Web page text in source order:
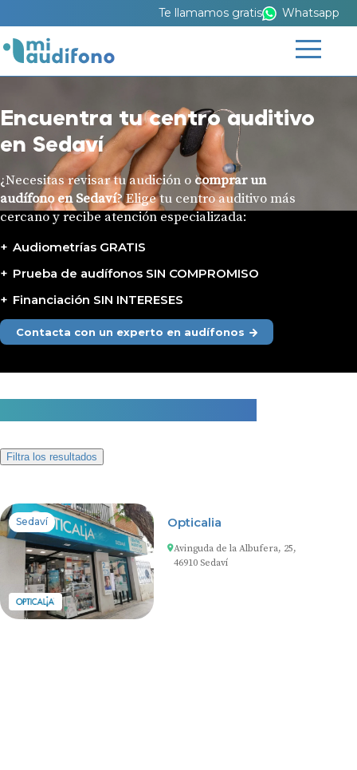
Te llamamos gratis Whatsapp
Encuentra tu centro auditivo
en Sedaví
¿Necesitas revisar tu audición o comprar un
audífono en Sedaví? Elige tu centro auditivo más
cercano y recibe atención especializada:
Audiometrías GRATIS
Prueba de audífonos SIN COMPROMISO
Financiación SIN INTERESES
Contacta con un experto en audífonos
1 centro auditivo en Sedaví
Filtra los resultados
Sedaví Opticalia
Avinguda de la Albufera, 25,
46910 Sedaví